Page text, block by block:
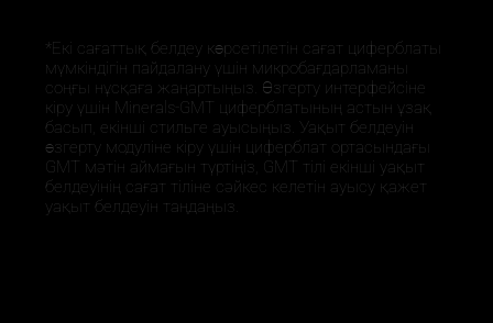
*Екі сағаттық белдеу көрсетілетін сағат циферблаты
мүмкіндігін пайдалану үшін микробағдарламаны
соңғы нұсқаға жаңартыңыз. Өзгерту интерфейсіне
кіру үшін Minerals-GMT циферблатының астын ұзақ
басып, екінші стильге ауысыңыз. Уақыт белдеуін
өзгерту модуліне кіру үшін циферблат ортасындағы
GMT мәтін аймағын түртіңіз, GMT тілі екінші уақыт
белдеуінің сағат тіліне сәйкес келетін ауысу қажет
уақыт белдеуін таңдаңыз.